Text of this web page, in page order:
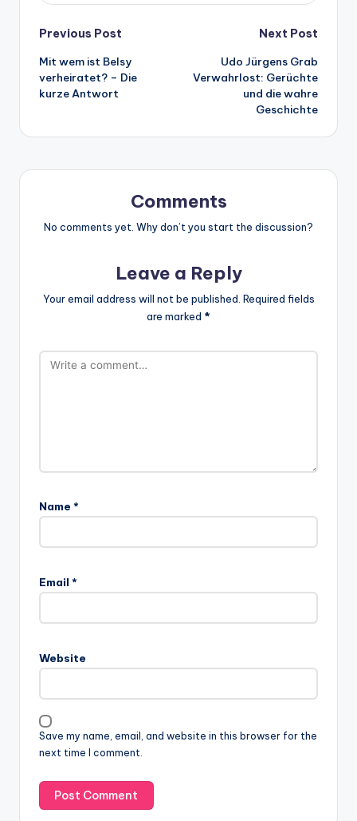
Post
navigation
Previous Post
Mit wem ist Belsy
verheiratet? – Die
kurze Antwort
Next Post
Udo Jürgens Grab
Verwahrlost: Gerüchte
und die wahre
Geschichte
Comments
No comments yet. Why don’t you start the discussion?
Leave a Reply
Your email address will not be published. Required fields
are marked *
Name *
Email *
Website
Save my name, email, and website in this browser for the
next time I comment.